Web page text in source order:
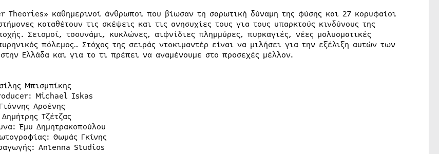
Theories» καθημερινοί άνθρωποι που βίωσαν τη σαρωτική δύναμη της φύσης και 27 κορυφαίοι
καταθέτουν τις σκέψεις και τις ανησυχίες τους για τους υπαρκτούς κινδύνους της
Σεισμοί, τσουνάμι, κυκλώνες, αιφνίδιες πλημμύρες, πυρκαγιές, νέες μολυσματικές
πόλεμος… Στόχος της σειράς ντοκιμαντέρ είναι να μιλήσει για την εξέλιξη αυτών των
Ελλάδα και για το τι πρέπει να αναμένουμε στο προσεχές μέλλον.
Μπισμπίκης
Michael Iskas
Αρσένης
Τζέτζας
Έμυ Δημητρακοπούλου
Θωμάς Γκίνης
Antenna Studios